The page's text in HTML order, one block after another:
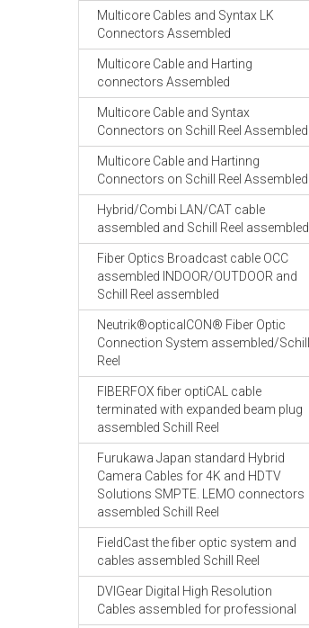
Multicore Cables and Syntax LK
Connectors Assembled
Multicore Cable and Harting
connectors Assembled
Multicore Cable and Syntax
Connectors on Schill Reel Assembled
Multicore Cable and Hartinng
Connectors on Schill Reel Assembled
Hybrid/Combi LAN/CAT cable
assembled and Schill Reel assembled
Fiber Optics Broadcast cable OCC
assembled INDOOR/OUTDOOR and
Schill Reel assembled
Neutrik®opticalCON® Fiber Optic
Connection System assembled/Schill
Reel
FIBERFOX fiber optiCAL cable
terminated with expanded beam plug
assembled Schill Reel
Furukawa Japan standard Hybrid
Camera Cables for 4K and HDTV
Solutions SMPTE. LEMO connectors
assembled Schill Reel
FieldCast the fiber optic system and
cables assembled Schill Reel
DVIGear Digital High Resolution
Cables assembled for professional